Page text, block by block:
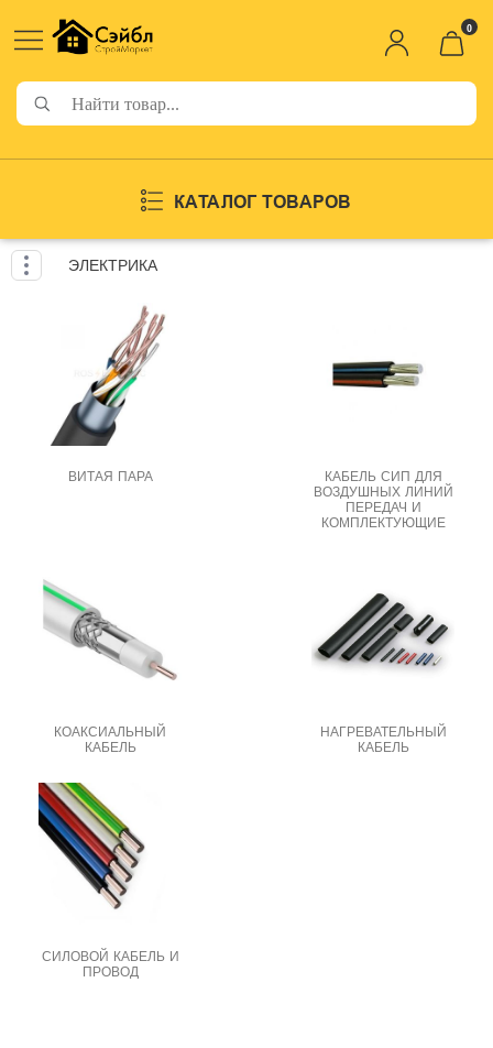
0
КАТАЛОГ ТОВАРОВ
ЭЛЕКТРИКА
ВИТАЯ ПАРА
КАБЕЛЬ СИП ДЛЯ
ВОЗДУШНЫХ ЛИНИЙ
ПЕРЕДАЧ И
КОМПЛЕКТУЮЩИЕ
КОАКСИАЛЬНЫЙ
КАБЕЛЬ
НАГРЕВАТЕЛЬНЫЙ
КАБЕЛЬ
СИЛОВОЙ КАБЕЛЬ И
ПРОВОД